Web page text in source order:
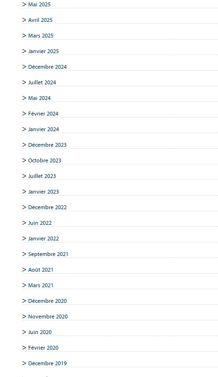
Mai 2025
Avril 2025
Mars 2025
Janvier 2025
Décembre 2024
Juillet 2024
Mai 2024
Février 2024
Janvier 2024
Décembre 2023
Octobre 2023
Juillet 2023
Janvier 2023
Décembre 2022
Juin 2022
Janvier 2022
Septembre 2021
Août 2021
Mars 2021
Décembre 2020
Novembre 2020
Juin 2020
Février 2020
Décembre 2019